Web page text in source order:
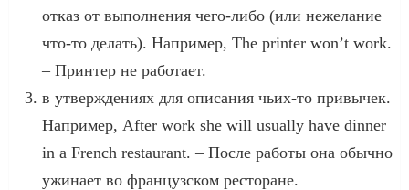
отказ от выполнения чего-либо (или нежелание
что-то делать). Например, The printer won’t work.
– Принтер не работает.
в утверждениях для описания чьих-то привычек.
Например, After work she will usually have dinner
in a French restaurant. – После работы она обычно
ужинает во французском ресторане.